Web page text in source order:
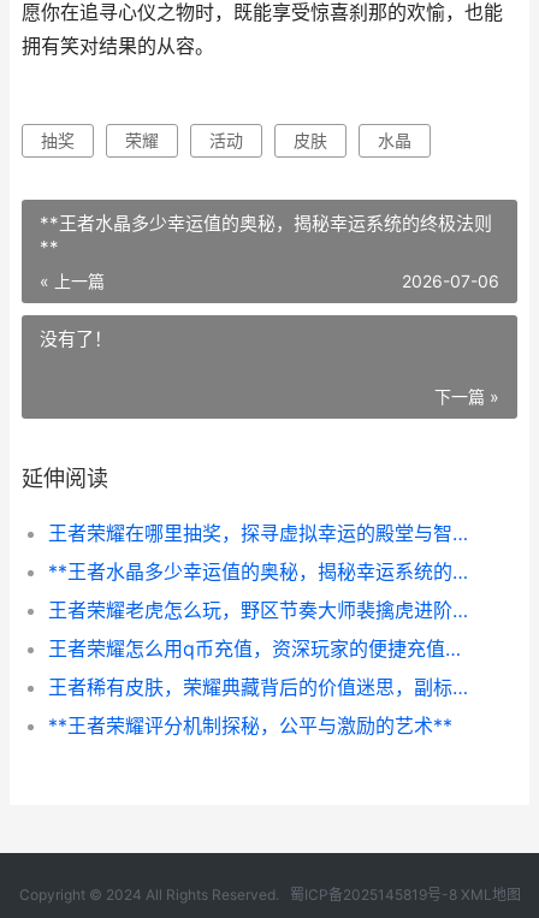
愿你在追寻心仪之物时，既能享受惊喜刹那的欢愉，也能
拥有笑对结果的从容。
抽奖 荣耀 活动 皮肤 水晶
**王者水晶多少幸运值的奥秘，揭秘幸运系统的终极法则
**
« 上一篇 2026-07-06
没有了！
下一篇 »
延伸阅读
王者荣耀在哪里抽奖，探寻虚拟幸运的殿堂与智慧，副标题，资深玩家的抽奖地图与心得全解析
**王者水晶多少幸运值的奥秘，揭秘幸运系统的终极法则**
王者荣耀老虎怎么玩，野区节奏大师裴擒虎进阶攻略
王者荣耀怎么用q币充值，资深玩家的便捷充值指南，副标题，从零开始轻松获取点券
王者稀有皮肤，荣耀典藏背后的价值迷思，副标题，虚拟华服与玩家心灵的共鸣交响
**王者荣耀评分机制探秘，公平与激励的艺术**
Copyright © 2024 All Rights Reserved. 蜀ICP备2025145819号-8 XML地图